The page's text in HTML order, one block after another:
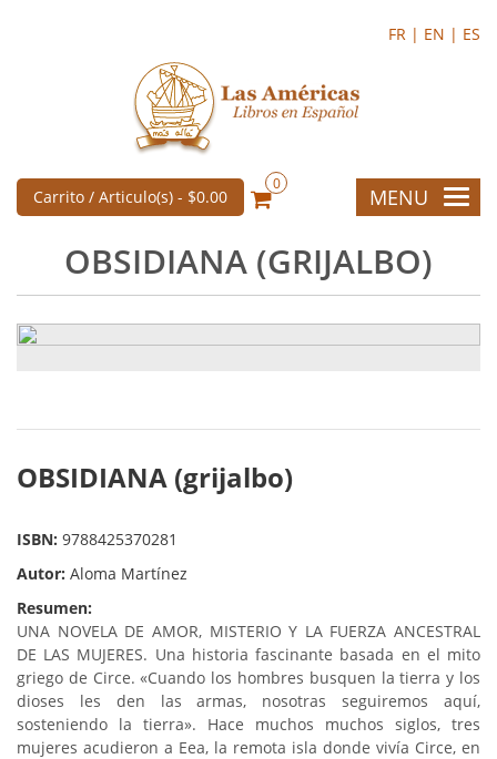
FR | EN | ES
Carrito / Articulo(s) - $0.00
0
MENU
OBSIDIANA (GRIJALBO)
OBSIDIANA (grijalbo)
ISBN: 9788425370281
Autor: Aloma Martínez
Resumen:
UNA NOVELA DE AMOR, MISTERIO Y LA FUERZA ANCESTRAL
DE LAS MUJERES. Una historia fascinante basada en el mito
griego de Circe. «Cuando los hombres busquen la tierra y los
dioses les den las armas, nosotras seguiremos aquí,
sosteniendo la tierra». Hace muchos muchos siglos, tres
mujeres acudieron a Eea, la remota isla donde vivía Circe, en